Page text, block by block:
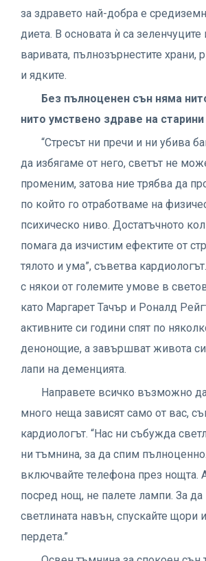
за здравето най-добра е
диета. В основата ѝ са зеленчуците
варивата, пълнозърнестите храни,
и ядките.
Без пълноценен сън няма
нито умствено здраве на старини
“Стресът ни пречи и ни убива
да избягаме от него, светът не
променим, затова ние трябва да
по който го отработваме на
психическо ниво. Достатъчното
помага да изчистим ефектите от
тялото и ума”, съветва
с някои от големите умове в
като Маргарет Тачър и Роналд
активните си години спят по
денонощие, а завършват живота
лапи на деменцията.
Направете всичко възможно
много неща зависят само от вас,
кардиологът. “Нас ни събужда
ни тъмнина, за да спим
включвайте телефона през нощта.
посред нощ, не палете лампи. За да
светлината навън, спускайте щори
пердета.”